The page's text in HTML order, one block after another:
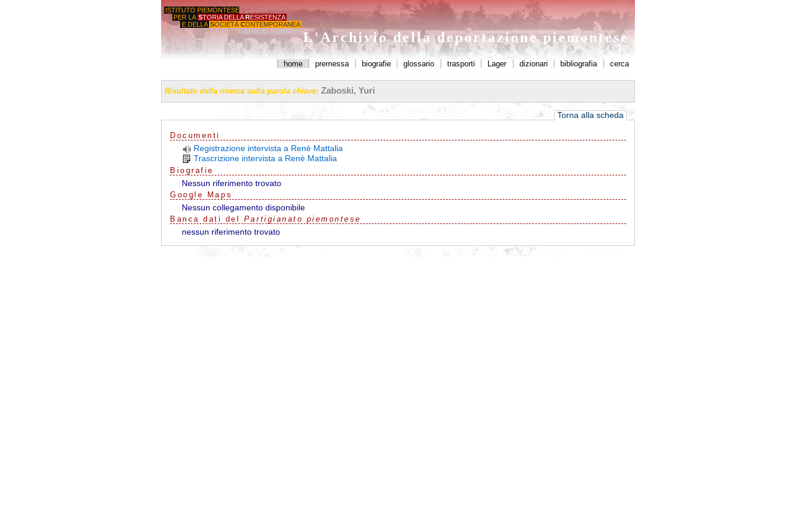
ISTITUTO PIEMONTESE
PER LA STORIA DELLA RESISTENZA
E DELLA SOCIETÀ CONTEMPORANEA
'GIORGIO AGOSTI'
L'Archivio della deportazione piemontese
home premessa biografie glossario trasporti Lager dizionari bibliografia cerca
Risultato della ricerca sulla parola chiave: Zaboski, Yuri
Torna alla scheda
Documenti
Registrazione intervista a Renè Mattalia
Trascrizione intervista a Renè Mattalia
Biografie
Nessun riferimento trovato
G oo g e Maps
Nessun collegamento disponibile
Banca dati del Partigianato piemontese
nessun riferimento trovato